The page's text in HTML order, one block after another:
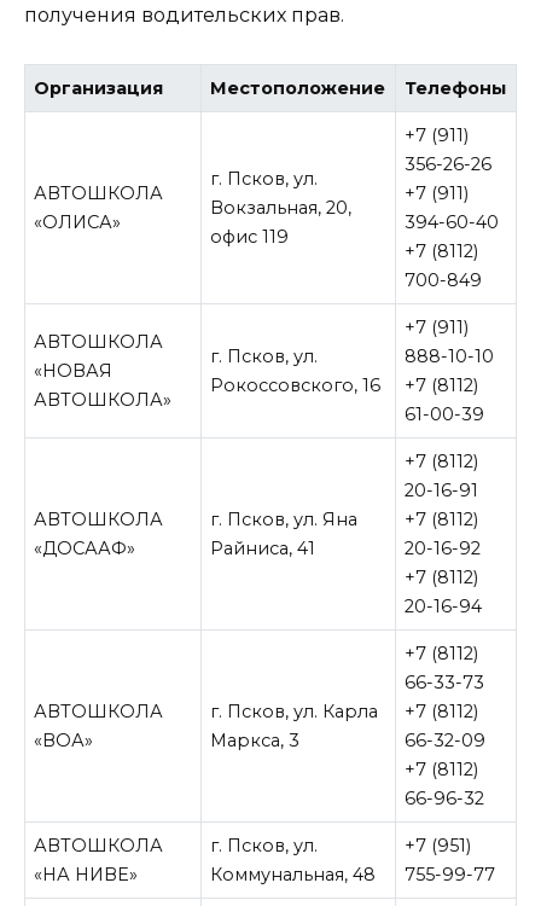
получения водительских прав.
Организация Местоположение Телефоны
АВТОШКОЛА
«ОЛИСА»
г. Псков, ул.
Вокзальная, 20,
офис 119
+7 (911)
356-26-26
+7 (911)
394-60-40
+7 (8112)
700-849
АВТОШКОЛА
«НОВАЯ
АВТОШКОЛА»
г. Псков, ул.
Рокоссовского, 16
+7 (911)
888-10-10
+7 (8112)
61-00-39
АВТОШКОЛА
«ДОСААФ»
г. Псков, ул. Яна
Райниса, 41
+7 (8112)
20-16-91
+7 (8112)
20-16-92
+7 (8112)
20-16-94
АВТОШКОЛА
«ВОА»
г. Псков, ул. Карла
Маркса, 3
+7 (8112)
66-33-73
+7 (8112)
66-32-09
+7 (8112)
66-96-32
АВТОШКОЛА
«НА НИВЕ»
г. Псков, ул.
Коммунальная, 48
+7 (951)
755-99-77